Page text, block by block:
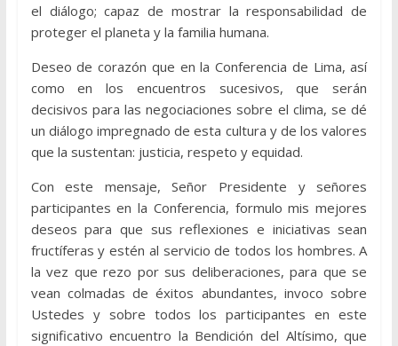
el diálogo; capaz de mostrar la responsabilidad de
proteger el planeta y la familia humana.
Deseo de corazón que en la Conferencia de Lima, así
como en los encuentros sucesivos, que serán
decisivos para las negociaciones sobre el clima, se dé
un diálogo impregnado de esta cultura y de los valores
que la sustentan: justicia, respeto y equidad.
Con este mensaje, Señor Presidente y señores
participantes en la Conferencia, formulo mis mejores
deseos para que sus reflexiones e iniciativas sean
fructíferas y estén al servicio de todos los hombres. A
la vez que rezo por sus deliberaciones, para que se
vean colmadas de éxitos abundantes, invoco sobre
Ustedes y sobre todos los participantes en este
significativo encuentro la Bendición del Altísimo, que